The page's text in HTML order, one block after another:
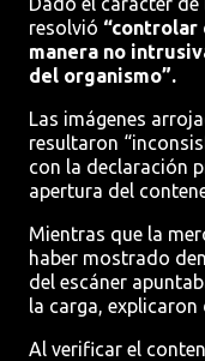
resolvió “controlar
manera no
del organismo”.
Las imágenes
resultaron
con la declaración
apertura del
Mientras que la
haber mostrado
del escáner
la carga, explicaron
Al verificar el